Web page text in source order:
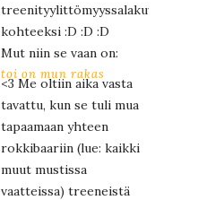
treenityylittömyyssalakuvauksen
kohteeksi :D :D :D
Mut niin se vaan on:
toi on mun rakas
<3 Me oltiin aika vasta
tavattu, kun se tuli mua
tapaamaan yhteen
rokkibaariin (lue: kaikki
muut mustissa
vaatteissa) treeneistä